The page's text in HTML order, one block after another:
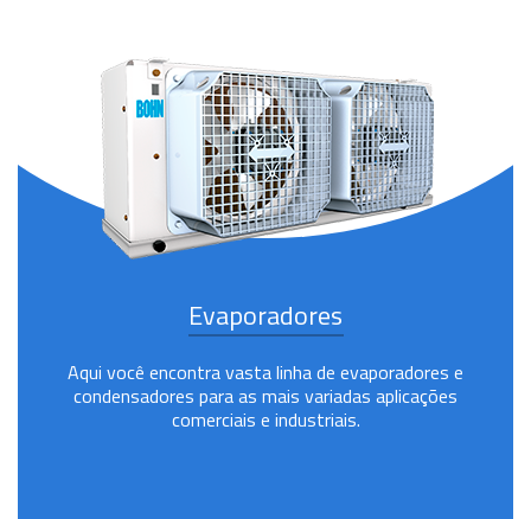
Evaporadores
Aqui você encontra vasta linha de evaporadores e
condensadores para as mais variadas aplicações
comerciais e industriais.